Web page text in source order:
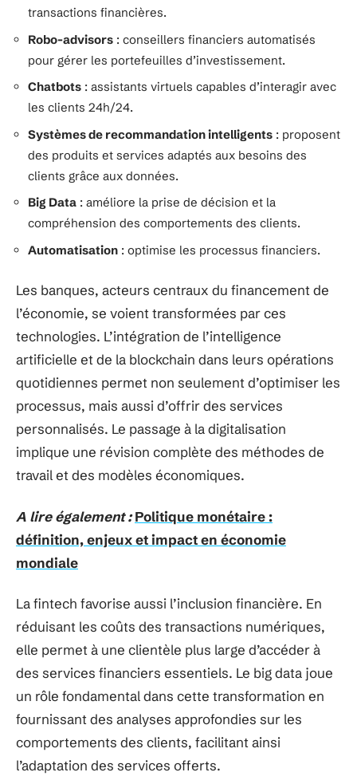
transactions financières.
Robo-advisors : conseillers financiers automatisés
pour gérer les portefeuilles d’investissement.
Chatbots : assistants virtuels capables d’interagir avec
les clients 24h/24.
Systèmes de recommandation intelligents : proposent
des produits et services adaptés aux besoins des
clients grâce aux données.
Big Data : améliore la prise de décision et la
compréhension des comportements des clients.
Automatisation : optimise les processus financiers.
Les banques, acteurs centraux du financement de
l’économie, se voient transformées par ces
technologies. L’intégration de l’intelligence
artificielle et de la blockchain dans leurs opérations
quotidiennes permet non seulement d’optimiser les
processus, mais aussi d’offrir des services
personnalisés. Le passage à la digitalisation
implique une révision complète des méthodes de
travail et des modèles économiques.
A lire également : Politique monétaire :
définition, enjeux et impact en économie
mondiale
La fintech favorise aussi l’inclusion financière. En
réduisant les coûts des transactions numériques,
elle permet à une clientèle plus large d’accéder à
des services financiers essentiels. Le big data joue
un rôle fondamental dans cette transformation en
fournissant des analyses approfondies sur les
comportements des clients, facilitant ainsi
l’adaptation des services offerts.